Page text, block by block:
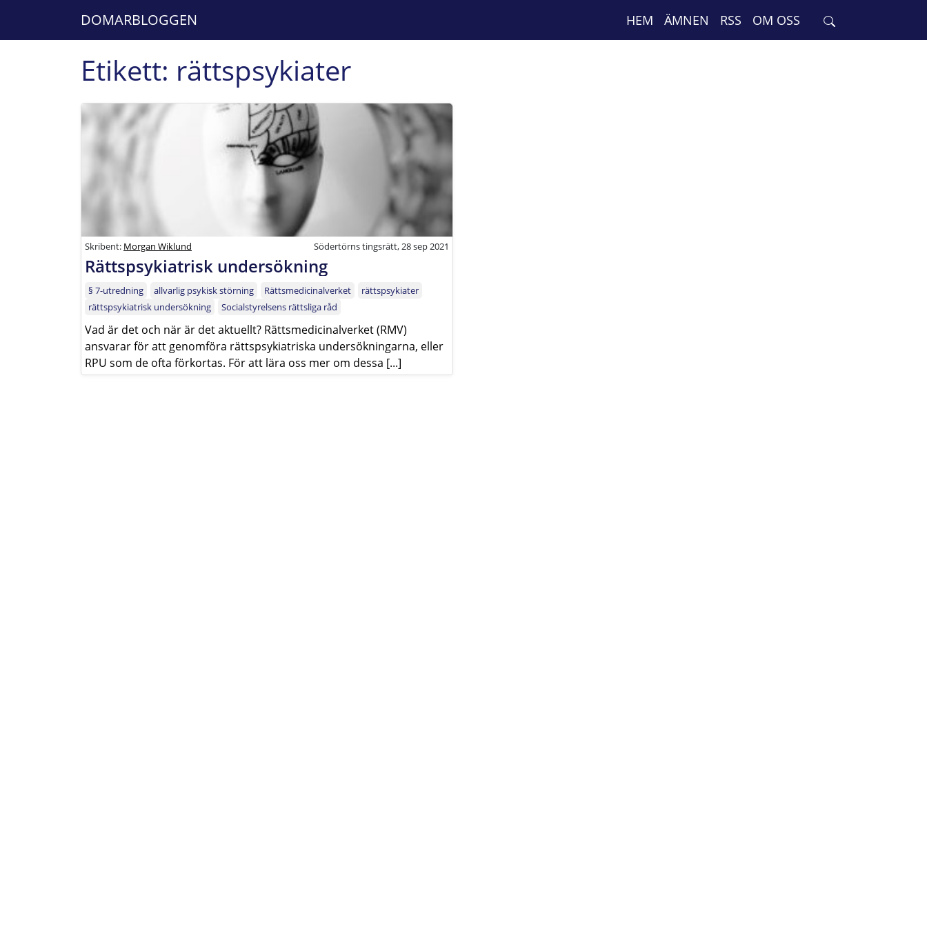
DOMARBLOGGEN HEM ÄMNEN RSS OM OSS
Etikett: rättspsykiater
Skribent: Morgan Wiklund Södertörns tingsrätt, 28 sep 2021
Rättspsykiatrisk undersökning
§ 7-utredning allvarlig psykisk störning Rättsmedicinalverket
rättspsykiater
rättspsykiatrisk undersökning
Socialstyrelsens rättsliga råd
Vad är det och när är det aktuellt? Rättsmedicinalverket (RMV)
ansvarar för att genomföra rättspsykiatriska undersökningarna, eller
RPU som de ofta förkortas. För att lära oss mer om dessa [...]